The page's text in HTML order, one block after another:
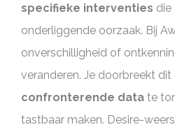
specifieke interventies die
onderliggende oorzaak. Bij
onverschilligheid of
veranderen. Je doorbreekt
confronterende data te
tastbaar maken. Desire-